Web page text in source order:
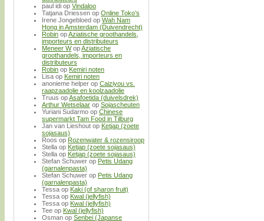
paul idi op Vindaloo
Tatjana Driessen op Online Toko’s
Irene Jongebloed op Wah Nam
Hong in Amsterdam (Duivendrecht)
Robin opAziatische groothandels,
importeurs en distributeurs
Meneer WopAziatische
groothandels, importeurs en
distributeurs
Robin op Kemiri noten
Lisa op Kemiri noten
anonieme helper op Caiziyou vs.
raapzaadolie en koolzaadolie
Truus opAsafoetida (duivelsdrek)
Arthur Wetselaar op Sojascheuten
Yuriani Sudarmo op Chinese
supermarkt Tam Food in Tilburg
Jan van Lieshout op Ketjap (zoete
sojasaus)
Roos op Rozenwater & rozensiroop
Stella op Ketjap (zoete sojasaus)
Stella op Ketjap (zoete sojasaus)
Stefan Schuwer op Petis Udang
(garnalenpasta)
Stefan Schuwer op Petis Udang
(garnalenpasta)
Tessa op Kaki (of sharon fruit)
Tessa op Kwal (jellyfish)
Tessa op Kwal (jellyfish)
Tee op Kwal (jellyfish)
Osman op Senbei (Japanse